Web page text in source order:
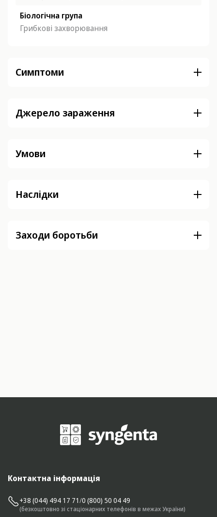
Біологічна група
Грибкові захворювання
Симптоми
Джерело зараження
Умови
Наслідки
Заходи боротьби
Контактна інформація
+38 (044) 494 17 71/0 (800) 50 04 49
(безкоштовно зі стаціонарних телефонів в межах України)